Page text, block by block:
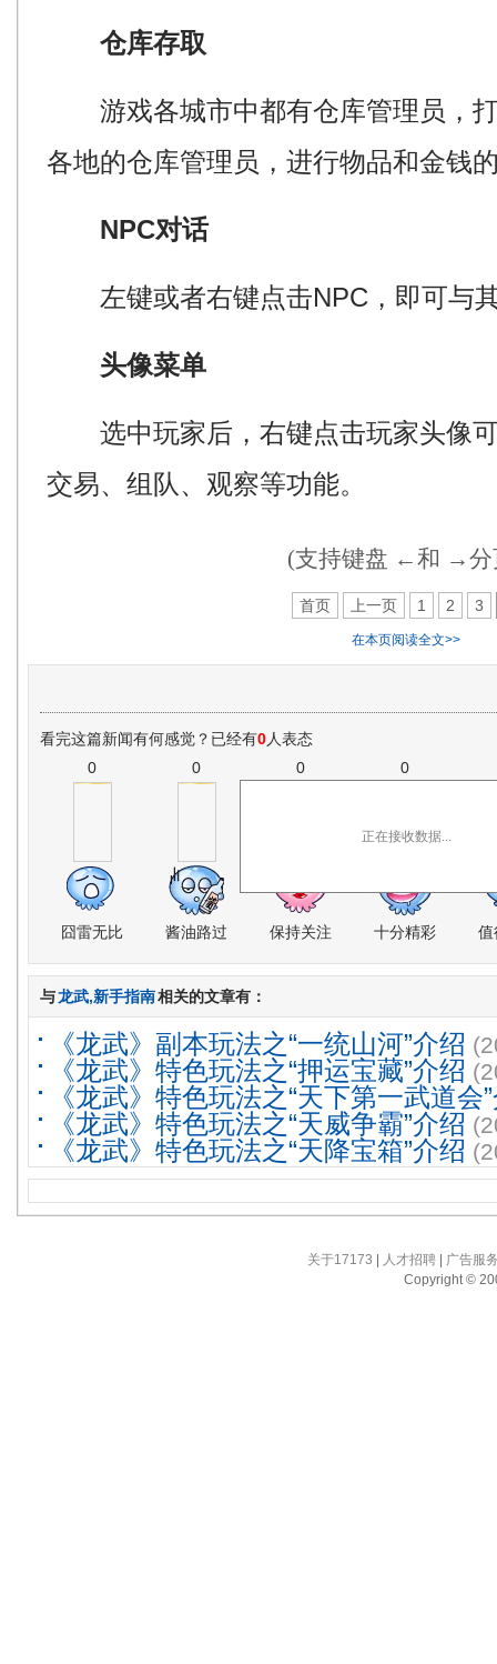
仓库存取
游戏各城市中都有仓库管理员，打
各地的仓库管理员，进行物品和金钱
NPC对话
左键或者右键点击NPC，即可与
头像菜单
选中玩家后，右键点击玩家头像可
交易、组队、观察等功能。
(支持键盘 ←和 →分
首页 上一页 1 2 3
在本页阅读全文>>
看完这篇新闻有何感觉？已经有0人表态
0
囧雷无比
0
酱油路过
0
保持关注
0
十分精彩 值
正在接收数据...
与龙武,新手指南相关的文章有：
《龙武》副本玩法之“一统山河”介绍
《龙武》特色玩法之“押运宝藏”介绍
《龙武》特色玩法之“天下第一武道会
《龙武》特色玩法之“天威争霸”介绍
《龙武》特色玩法之“天降宝箱”介绍
关于17173 人才招聘
广告服
Copyright ©